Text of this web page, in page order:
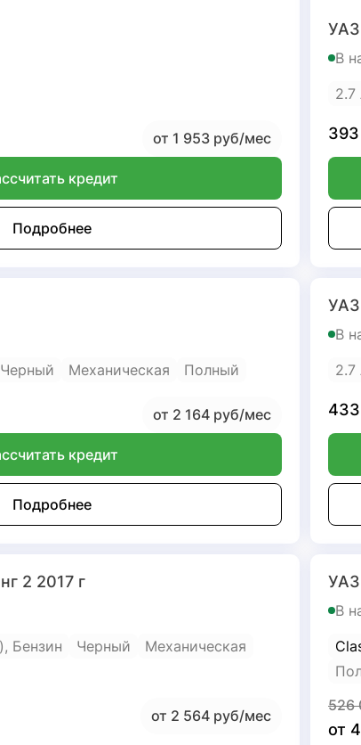
от 1 953 руб/мес
кредит
Подробнее
УАЗ
В
2.7
Черный Механическая Полный
от 2 164 руб/мес
кредит
Подробнее
УАЗ
В
2.7
2 2017 г
Бензин Черный
Механическая
от 2 564 руб/мес
УАЗ
В
526
от